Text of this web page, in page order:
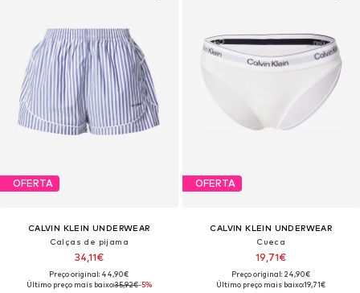
OFERTA
CALVIN KLEIN UNDERWEAR
Calças de pijama
34,11€
Preço original: 44,90€
Último preço mais baixo:35,92€-5%
OFERTA
CALVIN KLEIN UNDERWEAR
Cueca
19,71€
Preço original: 24,90€
Último preço mais baixo:19,71€